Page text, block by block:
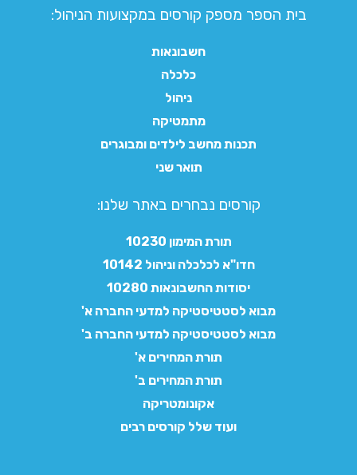
בית הספר מספק קורסים במקצועות הניהול:
חשבונאות
כלכלה
ניהול
מתמטיקה
תכנות מחשב לילדים ומבוגרים
תואר שני
קורסים נבחרים באתר שלנו:​
תורת המימון 10230
חדו"א לכלכלה וניהול 10142
יסודות החשבונאות 10280
מבוא לסטטיסטיקה למדעי החברה א'
מבוא לסטטיסטיקה למדעי החברה ב'
תורת המחירים א'
תורת המחירים ב'
אקונומטריקה
ועוד שלל קורסים רבים